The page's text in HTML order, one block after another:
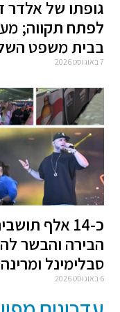
גופתו של אלדר
לפתח תקווה;
בבית משפט
7 באוגוסט 2026
כ-14 אלף
הבירה והבשר
סבלימינל
6 באוגוסט 2026